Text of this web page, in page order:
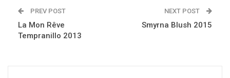
PREV POST
La Mon Rêve
Tempranillo 2013
NEXT POST
Smyrna Blush 2015